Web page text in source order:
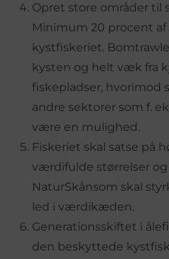
Opret store områder til
Minimum 20 procent af
kystfiskeriet.
kysten og helt væk fra
fiskepladser, hvorimod
andre sektorer som f.
være en mulighed.
Fiskeriet skal satse på
værdifulde størrelser
NaturSkånsom skal
led i værdikæden.
Generationsskiftet i
den beskyttede